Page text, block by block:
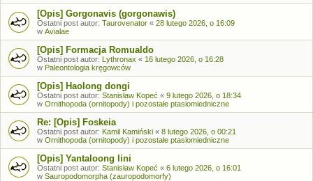
[Opis] Gorgonavis (gorgonawis)
Ostatni post autor: Taurovenator « 28 lutego 2026, o 16:09
w Avialae
[Opis] Formacja Romualdo
Ostatni post autor: Lythronax « 16 lutego 2026, o 16:28
w Paleontologia kręgowców
[Opis] Haolong dongi
Ostatni post autor: Stanisław Kopeć « 9 lutego 2026, o 18:34
w Ornithopoda (ornitopody) i pozostałe ptasiomiedniczne
Re: [Opis] Foskeia
Ostatni post autor: Kamil Kamiński « 8 lutego 2026, o 00:21
w Ornithopoda (ornitopody) i pozostałe ptasiomiedniczne
[Opis] Yantaloong lini
Ostatni post autor: Stanisław Kopeć « 6 lutego 2026, o 16:01
w Sauropodomorpha (zauropodomorfy)